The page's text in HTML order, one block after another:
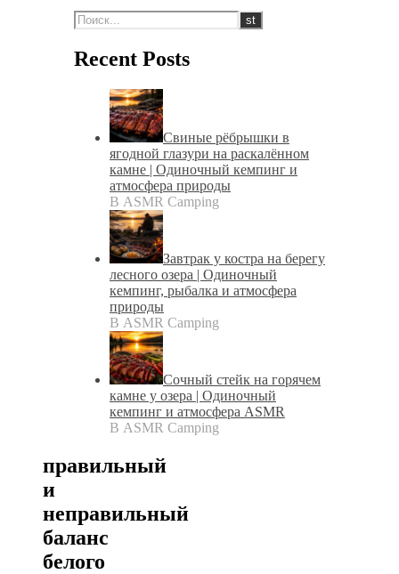
Recent Posts
Свиные рёбрышки в
ягодной глазури на раскалённом
камне | Одиночный кемпинг и
атмосфера природы
В ASMR Camping
Завтрак у костра на берегу
лесного озера | Одиночный
кемпинг, рыбалка и атмосфера
природы
В ASMR Camping
Сочный стейк на горячем
камне у озера | Одиночный
кемпинг и атмосфера ASMR
В ASMR Camping
правильный
и
неправильный
баланс
белого